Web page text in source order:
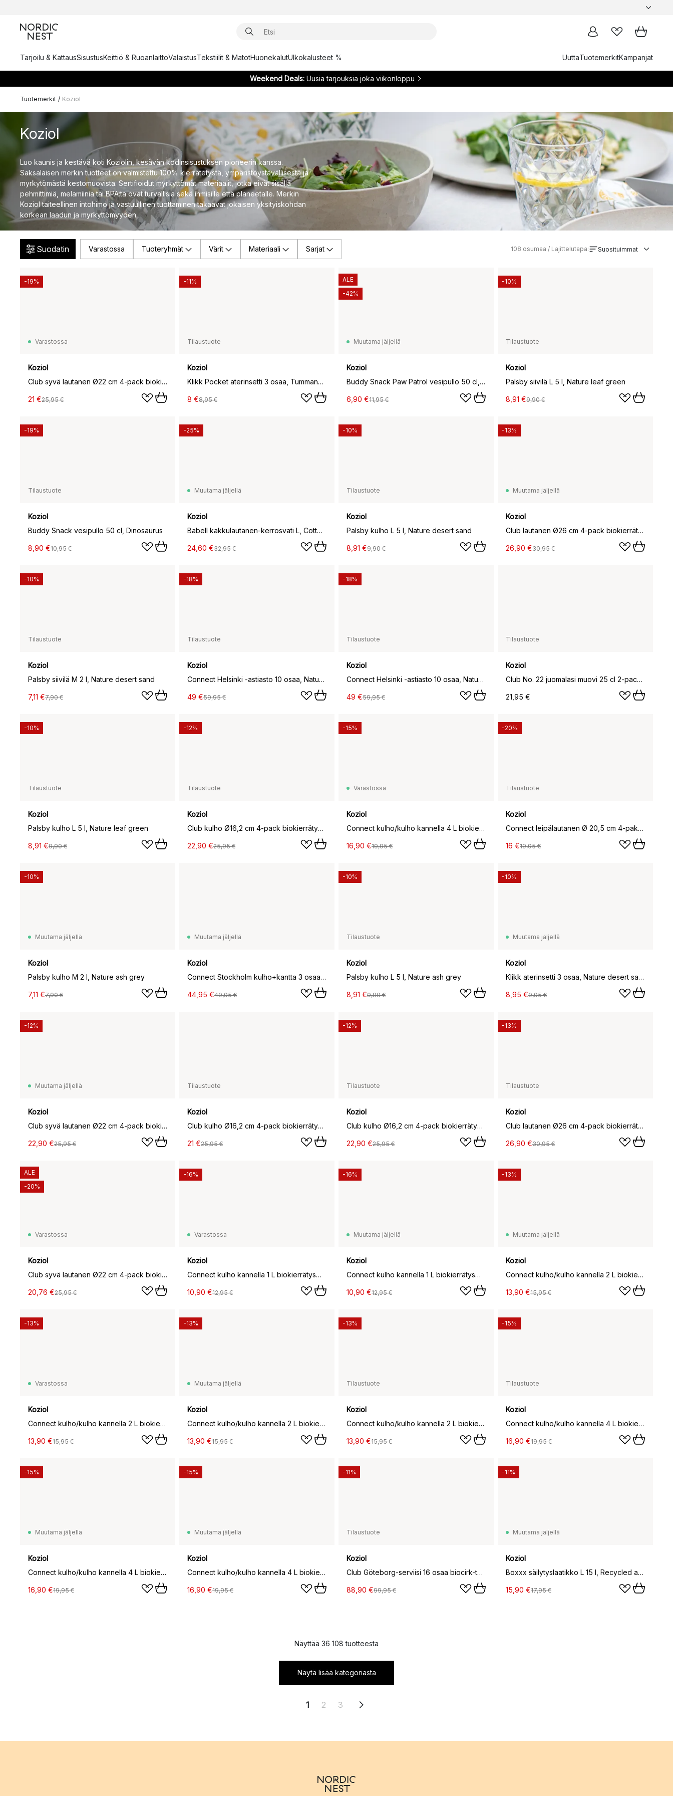
Tarjoilu & KattausSisustusKeittiö & RuoanlaittoValaistusTekstiilit & MatotHuonekalutUlkokalusteet % UuttaTuotemerkitKampanjat
Weekend Deals:Uusia tarjouksia joka viikonloppu
Tuotemerkit / Koziol
Koziol
Luo kaunis ja kestävä koti Koziolin, kesävän kodinsisustuksen pioneerin kanssa.
Saksalaisen merkin tuotteet on valmistettu 100% kierrätetystä, ympäristöystävällisestä ja
myrkytömästä kestomuovista. Sertifioidut myrkyttömät materiaalit, jotka eivät sisällä
pehmittimiä, melamiinia tai BPA:ta ovat turvallisia sekä ihmisille että planeetalle. Merkin
Koziol taiteellinen intohimo ja vastuullinen tuottaminen takaavat jokaisen yksityiskohdan
korkean laadun ja myrkyttömyyden.
Suodatin Varastossa Tuoteryhmät Värit Materiaali Sarjat 108 osumaa / Lajittelutapa: Suosituimmat
Varastossa
Koziol
Club syvä lautanen Ø22 cm 4-pack biokierrätysmuovi, Nature ash grey
21 €25,95 €
-19%
Tilaustuote
Koziol
Klikk Pocket aterinsetti 3 osaa, Tummanharmaa
8 €8,95 €
-11%
Muutama jäljellä
Koziol
Buddy Snack Paw Patrol vesipullo 50 cl, Beige
6,90 €11,95 €
ALE
-42%
Tilaustuote
Koziol
Palsby siivilä L 5 l, Nature leaf green
8,91 €9,90 €
-10%
Tilaustuote
Koziol
Buddy Snack vesipullo 50 cl, Dinosaurus
8,90 €10,95 €
-19%
Muutama jäljellä
Koziol
Babell kakkulautanen-kerrosvati L, Cotton white
24,60 €32,95 €
-25%
Tilaustuote
Koziol
Palsby kulho L 5 l, Nature desert sand
8,91 €9,90 €
-10%
Muutama jäljellä
Koziol
Club lautanen Ø26 cm 4-pack biokierrätysmuovi, Nature flower blue
26,90 €30,95 €
-13%
Tilaustuote
Koziol
Palsby siivilä M 2 l, Nature desert sand
7,11 €7,90 €
-10%
Tilaustuote
Koziol
Connect Helsinki -astiasto 10 osaa, Nature ash grey
49 €59,95 €
-18%
Tilaustuote
Koziol
Connect Helsinki -astiasto 10 osaa, Nature desert sand
49 €59,95 €
-18%
Tilaustuote
Koziol
Club No. 22 juomalasi muovi 25 cl 2-pack, Kristallinkirkas
21,95 €
Tilaustuote
Koziol
Palsby kulho L 5 l, Nature leaf green
8,91 €9,90 €
-10%
Tilaustuote
Koziol
Club kulho Ø16,2 cm 4-pack biokierrätysmuovi, Nature flower blue
22,90 €25,95 €
-12%
Varastossa
Koziol
Connect kulho/kulho kannella 4 L biokierrätysmuovi, Nature ash grey
16,90 €19,95 €
-15%
Tilaustuote
Koziol
Connect leipälautanen Ø 20,5 cm 4-pakkaus, Nature ash grey
16 €19,95 €
-20%
Muutama jäljellä
Koziol
Palsby kulho M 2 l, Nature ash grey
7,11 €7,90 €
-10%
Muutama jäljellä
Koziol
Connect Stockholm kulho+kantta 3 osaa biokierrätys muovi, Nature ash grey
44,95 €49,95 €
Tilaustuote
Koziol
Palsby kulho L 5 l, Nature ash grey
8,91 €9,90 €
-10%
Muutama jäljellä
Koziol
Klikk aterinsetti 3 osaa, Nature desert sand
8,95 €9,95 €
-10%
Muutama jäljellä
Koziol
Club syvä lautanen Ø22 cm 4-pack biokierrätysmuovi, Nature leaf green
22,90 €25,95 €
-12%
Tilaustuote
Koziol
Club kulho Ø16,2 cm 4-pack biokierrätysmuovi, Nature ash grey
21 €25,95 €
Tilaustuote
Koziol
Club kulho Ø16,2 cm 4-pack biokierrätysmuovi, Nature leaf green
22,90 €25,95 €
-12%
Tilaustuote
Koziol
Club lautanen Ø26 cm 4-pack biokierrätysmuovi, Nature leaf green
26,90 €30,95 €
-13%
Varastossa
Koziol
Club syvä lautanen Ø22 cm 4-pack biokierrätysmuovi, Nature flower blue
20,76 €25,95 €
ALE
-20%
Varastossa
Koziol
Connect kulho kannella 1 L biokierrätysmuovi, Nature desert sand
10,90 €12,95 €
-16%
Muutama jäljellä
Koziol
Connect kulho kannella 1 L biokierrätysmuovi, Nature leaf green
10,90 €12,95 €
-16%
Muutama jäljellä
Koziol
Connect kulho/kulho kannella 2 L biokierrätysmuovi, Nature desert sand
13,90 €15,95 €
-13%
Varastossa
Koziol
Connect kulho/kulho kannella 2 L biokierrätysmuovi, Nature ash grey
13,90 €15,95 €
-13%
Muutama jäljellä
Koziol
Connect kulho/kulho kannella 2 L biokierrätysmuovi, Nature leaf green
13,90 €15,95 €
-13%
Tilaustuote
Koziol
Connect kulho/kulho kannella 2 L biokierrätysmuovi, Nature flower blue
13,90 €15,95 €
-13%
Tilaustuote
Koziol
Connect kulho/kulho kannella 4 L biokierrätysmuovi, Nature desert sand
16,90 €19,95 €
-15%
Muutama jäljellä
Koziol
Connect kulho/kulho kannella 4 L biokierrätysmuovi, Nature leaf green
16,90 €19,95 €
-15%
Muutama jäljellä
Koziol
Connect kulho/kulho kannella 4 L biokierrätysmuovi, Nature flower blue
16,90 €19,95 €
-15%
Tilaustuote
Koziol
Club Göteborg-serviisi 16 osaa biocirk-termoplastia, Monivärinen
88,90 €99,95 €
-11%
Muutama jäljellä
Koziol
Boxxx säilytyslaatikko L 15 l, Recycled ash grey
15,90 €17,95 €
-11%
Näyttää 36 108 tuotteesta
Näytä lisää kategoriasta
1 2 3